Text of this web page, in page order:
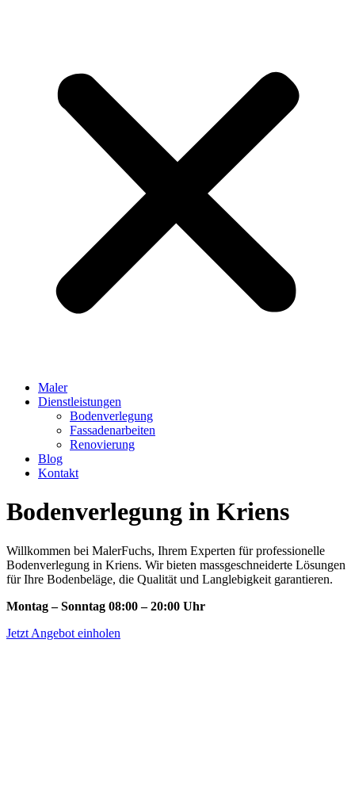
Maler
Dienstleistungen
Bodenverlegung
Fassadenarbeiten
Renovierung
Blog
Kontakt
Bodenverlegung in Kriens
Willkommen bei MalerFuchs, Ihrem Experten für professionelle
Bodenverlegung in Kriens. Wir bieten massgeschneiderte Lösungen
für Ihre Bodenbeläge, die Qualität und Langlebigkeit garantieren.
Montag – Sonntag 08:00 – 20:00 Uhr
Jetzt Angebot einholen